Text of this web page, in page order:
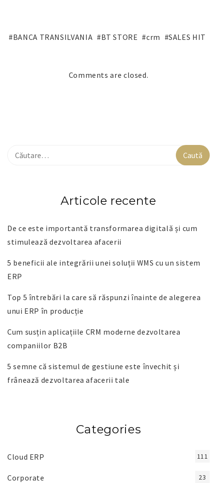
BANCA TRANSILVANIA BT STORE crm SALES HIT
Comments are closed.
Articole recente
De ce este importantă transformarea digitală și cum
stimulează dezvoltarea afacerii
5 beneficii ale integrării unei soluții WMS cu un sistem
ERP
Top 5 întrebări la care să răspunzi înainte de alegerea
unui ERP în producție
Cum susțin aplicațiile CRM moderne dezvoltarea
companiilor B2B
5 semne că sistemul de gestiune este învechit și
frânează dezvoltarea afacerii tale
Categories
Cloud ERP 111
Corporate 23